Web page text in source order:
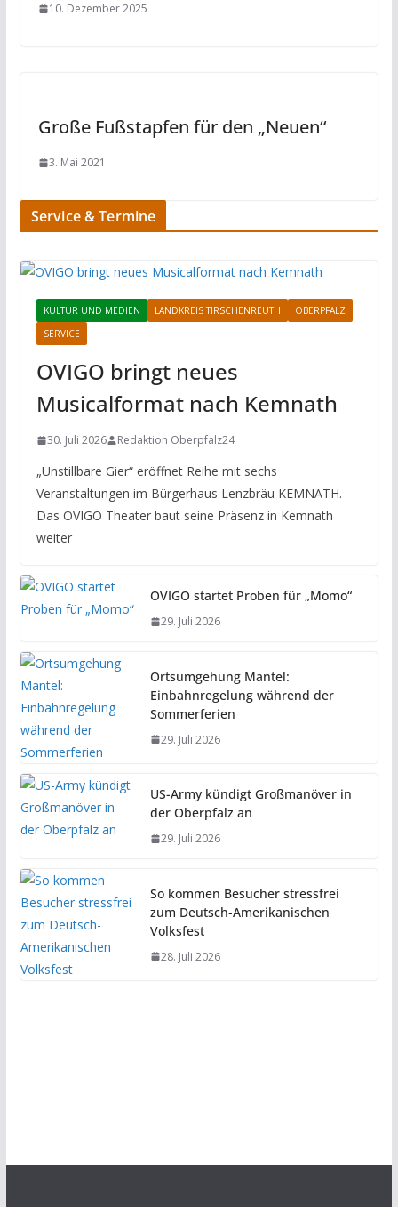
10. Dezember 2025
Große Fußstapfen für den „Neuen“
3. Mai 2021
Service & Termine
KULTUR UND MEDIEN LANDKREIS TIRSCHENREUTH
OBERPFALZ
SERVICE
OVIGO bringt neues
Musicalformat nach Kemnath
30. Juli 2026 Redaktion Oberpfalz24
„Unstillbare Gier“ eröffnet Reihe mit sechs
Veranstaltungen im Bürgerhaus Lenzbräu KEMNATH.
Das OVIGO Theater baut seine Präsenz in Kemnath
weiter
OVIGO startet Proben für „Momo“
29. Juli 2026
Ortsumgehung Mantel:
Einbahnregelung während der
Sommerferien
29. Juli 2026
US-Army kündigt Großmanöver in
der Oberpfalz an
29. Juli 2026
So kommen Besucher stressfrei
zum Deutsch-Amerikanischen
Volksfest
28. Juli 2026